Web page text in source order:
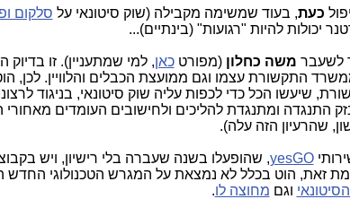
כעת, בעוד שמשימה מקבילה (שוק סיטונאי על סלקום
להיות "רגועות" (בינתיים)...
לשעבר משה כחלון (מפורטכאן, למי שמתעניין). זו בדיוק
התקשורת עצמו וגם ממועצת הכבלים והלוויין. לכן,
שיעשו הכל כדי לכפות עליה שוק סיטונאי, בניגוד
התנגדה ומתנגדת להליכים ולחישובים העומדים
שהרעיון הזה עלה).
yesGO, שהופעלו בשנה שעברה בלי רישיון, ויש
זאת, הוט בכלל לא נמצאת על המגרש הטכנולוגי החדש
וגם מחוצה לו.